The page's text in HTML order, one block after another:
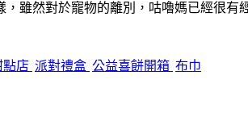
雖然對於寵物的離別，咕嚕媽已經很有
點店 派對禮盒 公益喜餅開箱 布巾